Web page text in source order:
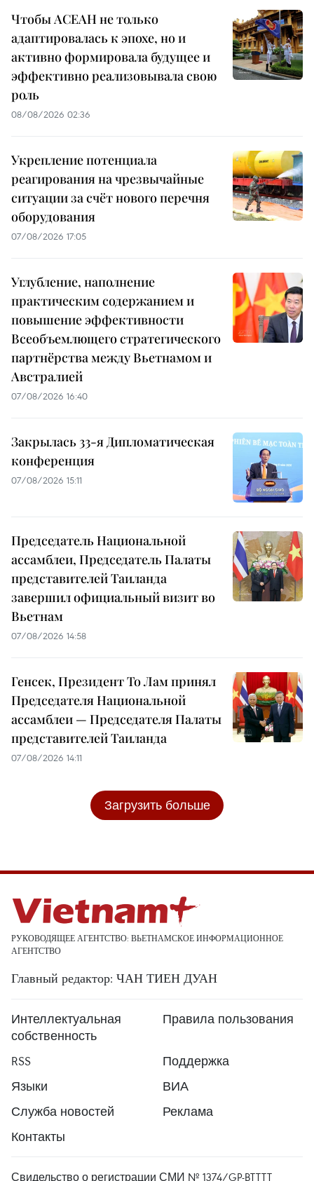
Чтобы АСЕАН не только
адаптировалась к эпохе, но и
активно формировала будущее и
эффективно реализовывала свою
роль
08/08/2026 02:36
Укрепление потенциала
реагирования на чрезвычайные
ситуации за счёт нового перечня
оборудования
07/08/2026 17:05
Углубление, наполнение
практическим содержанием и
повышение эффективности
Всеобъемлющего стратегического
партнёрства между Вьетнамом и
Австралией
07/08/2026 16:40
Закрылась 33-я Дипломатическая
конференция
07/08/2026 15:11
Председатель Национальной
ассамблеи, Председатель Палаты
представителей Таиланда
завершил официальный визит во
Вьетнам
07/08/2026 14:58
Генсек, Президент То Лам принял
Председателя Национальной
ассамблеи — Председателя Палаты
представителей Таиланда
07/08/2026 14:11
Загрузить больше
РУКОВОДЯЩЕЕ АГЕНТСТВО: ВЬЕТНАМСКОЕ ИНФОРМАЦИОННОЕ
АГЕНТСТВО
Главный редактор: ЧАН ТИЕН ДУАН
Интеллектуальная
собственность
Правила пользования
RSS
Поддержка
Языки
ВИА
Служба новостей
Реклама
Контакты
Свидельство о регистрации СМИ № 1374/GP-BTTTT